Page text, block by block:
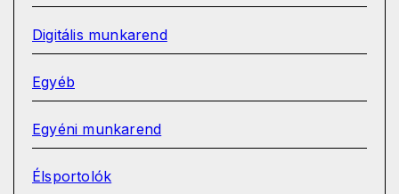
Digitális munkarend
Egyéb
Egyéni munkarend
Élsportolók